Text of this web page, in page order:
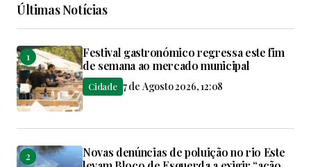
Últimas Notícias
Festival gastronómico regressa este fim
de semana ao mercado municipal
Cidade 7 de Agosto 2026, 12:08
Novas denúncias de poluição no rio Este